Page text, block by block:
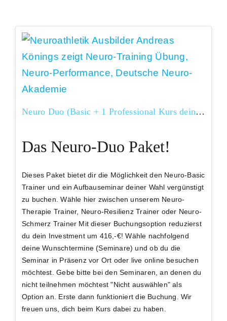
Neuro Duo (Basic + 1 Professional Kurs deiner Wahl)
Das Neuro-Duo Paket!
Dieses Paket bietet dir die Möglichkeit den Neuro-Basic
Trainer und ein Aufbauseminar deiner Wahl vergünstigt
zu buchen. Wähle hier zwischen unserem Neuro-
Therapie Trainer, Neuro-Resilienz Trainer oder Neuro-
Schmerz Trainer Mit dieser Buchungsoption reduzierst
du dein Investment um 416,-€! Wähle nachfolgend
deine Wunschtermine (Seminare) und ob du die
Seminar in Präsenz vor Ort oder live online besuchen
möchtest. Gebe bitte bei den Seminaren, an denen du
nicht teilnehmen möchtest "Nicht auswählen" als
Option an. Erste dann funktioniert die Buchung. Wir
freuen uns, dich beim Kurs dabei zu haben.